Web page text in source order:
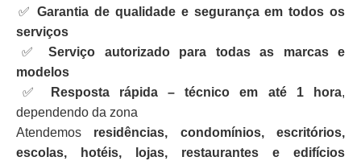
✅Garantia de qualidade e segurança em todos os
serviços
✅Serviço autorizado para todas as marcas e
modelos
✅
Resposta rápida – técnico em até 1 hora,
dependendo da zona
Atendemos residências, condomínios, escritórios,
escolas, hotéis, lojas, restaurantes e edifícios